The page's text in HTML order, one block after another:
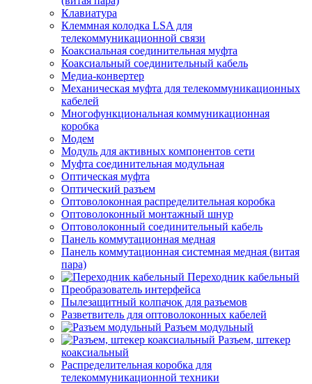
Клавиатура
Клеммная колодка LSA для
телекоммуникационной связи
Коаксиальная соединительная муфта
Коаксиальный соединительный кабель
Медиа-конвертер
Механическая муфта для телекоммуникационных
кабелей
Многофункциональная коммуникационная
коробка
Модем
Модуль для активных компонентов сети
Муфта соединительная модульная
Оптическая муфта
Оптический разъем
Оптоволоконная распределительная коробка
Оптоволоконный монтажный шнур
Оптоволоконный соединительный кабель
Панель коммутационная медная
Панель коммутационная системная медная (витая
пара)
Переходник кабельный
Преобразователь интерфейса
Пылезащитный колпачок для разъемов
Разветвитель для оптоволоконных кабелей
Разъем модульный
Разъем, штекер
коаксиальный
Распределительная коробка для
телекоммуникационной техники